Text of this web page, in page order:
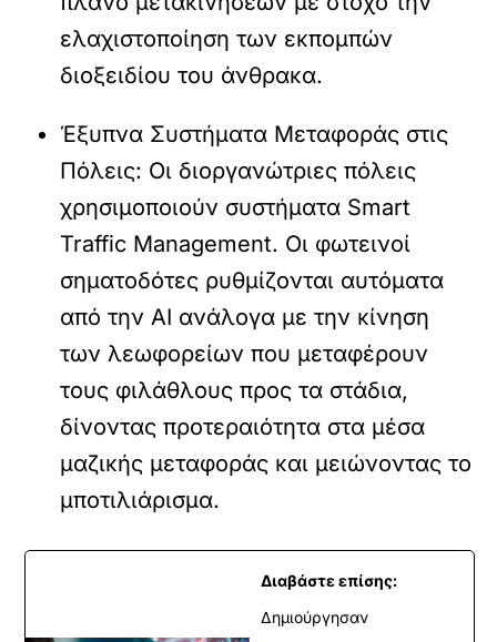
ελαχιστοποίηση των εκπομπών
διοξειδίου του άνθρακα.
Έξυπνα Συστήματα Μεταφοράς στις
Πόλεις: Οι διοργανώτριες πόλεις
χρησιμοποιούν συστήματα Smart
Traffic Management. Οι φωτεινοί
σηματοδότες ρυθμίζονται αυτόματα
από την AI ανάλογα με την κίνηση
των λεωφορείων που μεταφέρουν
τους φιλάθλους προς τα στάδια,
δίνοντας προτεραιότητα στα μέσα
μαζικής μεταφοράς και μειώνοντας το
μποτιλιάρισμα.
Διαβάστε επίσης:
Δημιούργησαν